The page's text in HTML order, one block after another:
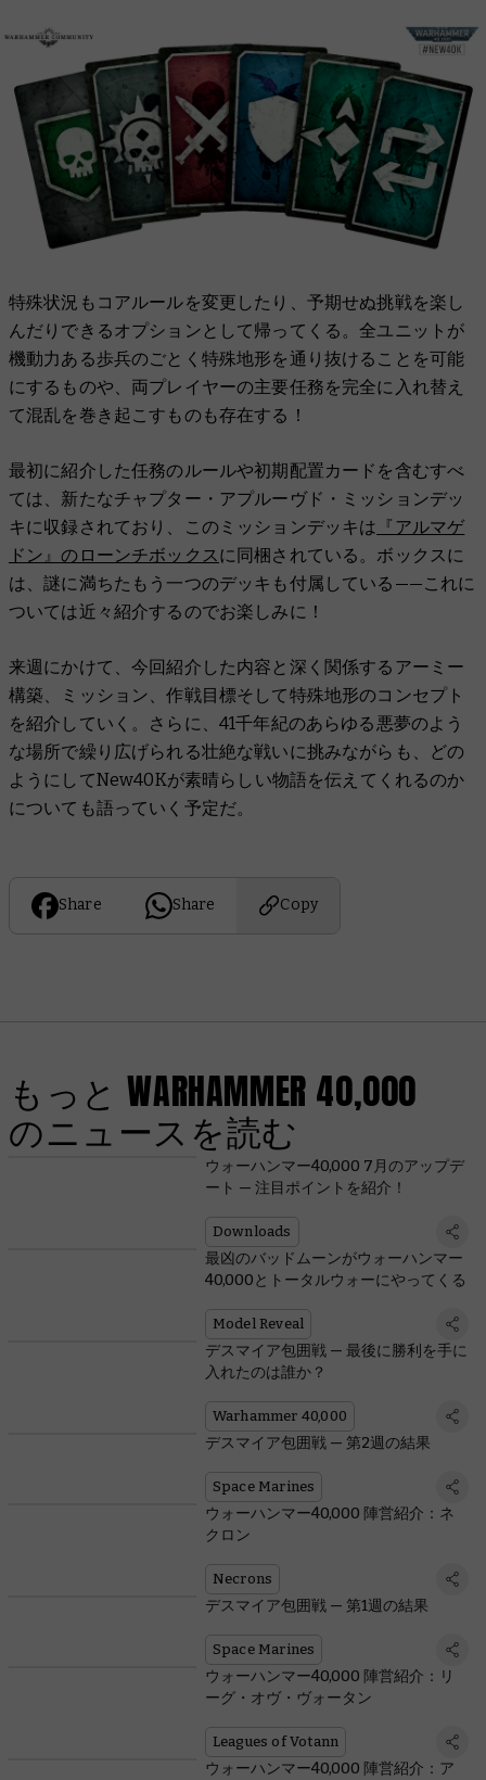
特殊状況もコアルールを変更したり、予期せぬ挑戦を楽し
んだりできるオプションとして帰ってくる。全ユニットが
機動力ある歩兵のごとく特殊地形を通り抜けることを可能
にするものや、両プレイヤーの主要任務を完全に入れ替え
て混乱を巻き起こすものも存在する！
最初に紹介した任務のルールや初期配置カードを含むすべ
ては、新たなチャプター・アプルーヴド・ミッションデッ
キに収録されており、︎このミッションデッキは 『アルマゲ
ドン』のローンチボックスに同梱されている。ボックスに
は、謎に満ちたもう一つのデッキも付属している——これに
ついては近々紹介するのでお楽しみに！
来週にかけて、今回紹介した内容と深く関係するアーミー
構築、ミッション、作戦目標そして特殊地形のコンセプト
を紹介していく。さらに、41千年紀のあらゆる悪夢のよう
な場所で繰り広げられる壮絶な戦いに挑みながらも、どの
ようにして︎New40Kが素晴らしい物語を伝えてくれるのか
についても語っていく予定だ。
Share Share Copy
もっと WARHAMMER 40,000
のニュースを読む
ウォーハンマー40,000 7月のアップデ
ート — 注目ポイントを紹介！
Downloads
最凶のバッドムーンがウォーハンマー
40,000とトータルウォーにやってくる
Model Reveal
デスマイア包囲戦 — 最後に勝利を手に
入れたのは誰か？
Warhammer 40,000
デスマイア包囲戦 — 第2週の結果
Space Marines
ウォーハンマー40,000 陣営紹介：ネ
クロン
Necrons
デスマイア包囲戦 — 第1週の結果
Space Marines
ウォーハンマー40,000 陣営紹介：リ
ーグ・オヴ・ヴォータン
Leagues of Votann
ウォーハンマー40,000 陣営紹介：ア